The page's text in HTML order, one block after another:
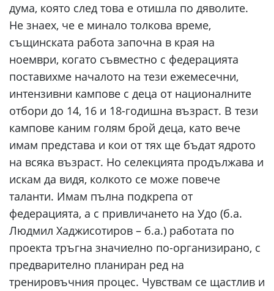
дума, която след това е отишла по дяволите.
Не знаех, че е минало толкова време,
същинската работа започна в края на
ноември, когато съвместно с федерацията
поставихме началото на тези ежемесечни,
интензивни кампове с деца от националните
отбори до 14, 16 и 18-годишна възраст. В тези
кампове каним голям брой деца, като вече
имам представа и кои от тях ще бъдат ядрото
на всяка възраст. Но селекцията продължава и
искам да видя, колкото се може повече
таланти. Имам пълна подкрепа от
федерацията, а с привличането на Удо (б.а.
Людмил Хаджисотиров – б.а.) работата по
проекта тръгна значиелно по-организирано, с
предварително планиран ред на
тренировъчния процес. Чувствам се щастлив и